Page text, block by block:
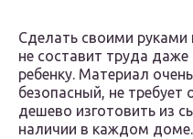
Сделать своими руками
не составит труда
ребенку. Материал
безопасный, не требует
дешево изготовить из
наличии в каждом доме.